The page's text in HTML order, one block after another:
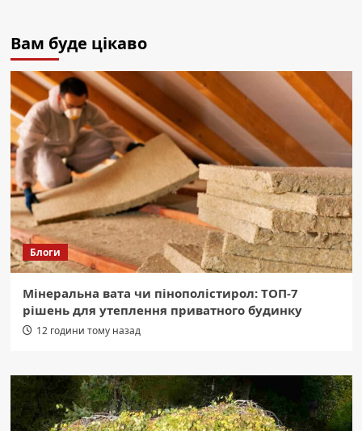
Вам буде цікаво
Блоги
Мінеральна вата чи пінополістирол: ТОП-7
рішень для утеплення приватного будинку
12 години тому назад